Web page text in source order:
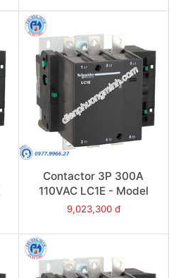
Contactor 3P 300A
110VAC LC1E - Model
LC1E300F6
9,023,300 đ